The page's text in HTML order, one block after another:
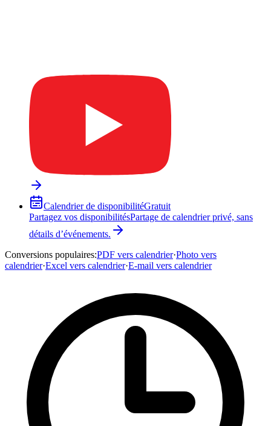
Calendrier de disponibilitéGratuit
Partagez vos disponibilitésPartage de calendrier privé, sans
détails d’événements.
Conversions populaires:PDF vers calendrier·Photo vers
calendrier·Excel vers calendrier·E-mail vers calendrier